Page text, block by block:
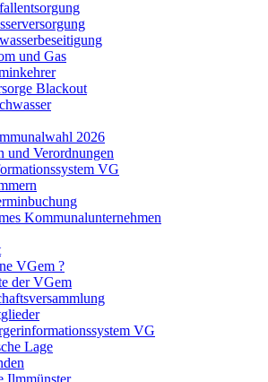
und Gas
Blackout
2026
und Verordnungen
VG
Kommunalunternehmen
VGem ?
der VGem
VG
Lage
Ilmmünster